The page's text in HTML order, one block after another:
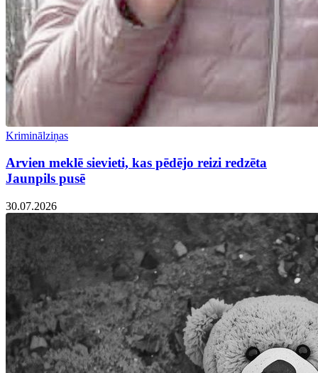
Kriminālziņas
Arvien meklē sievieti, kas pēdējo reizi redzēta
Jaunpils pusē
30.07.2026